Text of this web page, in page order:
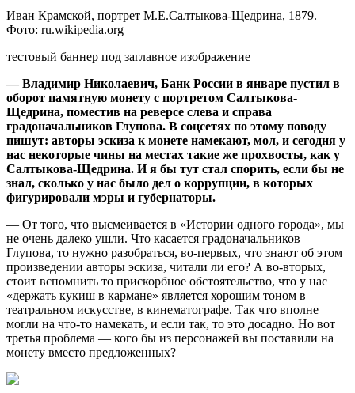
Иван Крамской, портрет М.Е.Салтыкова-Щедрина, 1879.
Фото: ru.wikipedia.org
тестовый баннер под заглавное изображение
— Владимир Николаевич, Банк России в январе пустил в
оборот памятную монету с портретом Салтыкова-
Щедрина, поместив на реверсе слева и справа
градоначальников Глупова. В соцсетях по этому поводу
пишут: авторы эскиза к монете намекают, мол, и сегодня у
нас некоторые чины на местах такие же прохвосты, как у
Салтыкова-Щедрина. И я бы тут стал спорить, если бы не
знал, сколько у нас было дел о коррупции, в которых
фигурировали мэры и губернаторы.
— От того, что высмеивается в «Истории одного города», мы
не очень далеко ушли. Что касается градоначальников
Глупова, то нужно разобраться, во-первых, что знают об этом
произведении авторы эскиза, читали ли его? А во-вторых,
стоит вспомнить то прискорбное обстоятельство, что у нас
«держать кукиш в кармане» является хорошим тоном в
театральном искусстве, в кинематографе. Так что вполне
могли на что-то намекать, и если так, то это досадно. Но вот
третья проблема — кого бы из персонажей вы поставили на
монету вместо предложенных?